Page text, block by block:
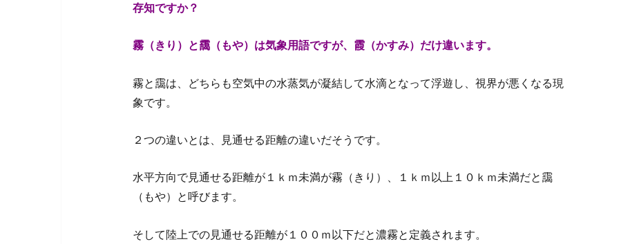
存知ですか？
霧（きり）と靄（もや）は気象用語ですが、霞（かすみ）だけ違います。
霧と靄は、どちらも空気中の水蒸気が凝結して水滴となって浮遊し、視界が悪くなる現
象です。
２つの違いとは、見通せる距離の違いだそうです。
水平方向で見通せる距離が１ｋｍ未満が霧（きり）、１ｋｍ以上１０ｋｍ未満だと靄
（もや）と呼びます。
そして陸上での見通せる距離が１００ｍ以下だと濃霧と定義されます。